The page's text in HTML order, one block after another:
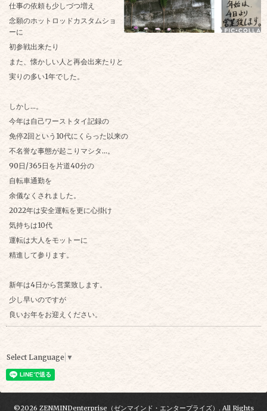
仕事の依頼も少しづつ増え
念願のホットロッドカスタムショ
ーに
初参戦出来たり
また、懐かしい人と再会出来たりと
実りの多い1年でした。
しかし…。
今年は自己ワーストタイ記録の
免停2回という10代にくらった以来の
不名誉な事態が起こりマシタ…。
90日/365日を片道40分の
自転車通勤を
余儀なくされました。
2022年は安全運転を更に心掛け
気持ちは10代
運転は大人をモットーに
精進して参ります。
新年は4日から営業致します。
少し早いのですが
良いお年をお迎えください。
Select Language ▼
©2026 ZENMINDenterprise（ゼンマインド・エンタープライズ） . All Rights